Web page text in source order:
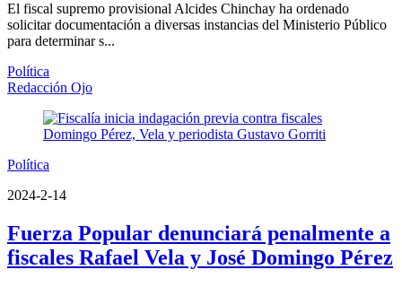
El fiscal supremo provisional Alcides Chinchay ha ordenado
solicitar documentación a diversas instancias del Ministerio Público
para determinar s...
Política
Redacción Ojo
Política
2024-2-14
Fuerza Popular denunciará penalmente a
fiscales Rafael Vela y José Domingo Pérez